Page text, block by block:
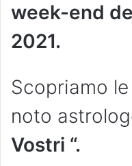
week-end
2021.
Scopriamo
noto
Vostri “.